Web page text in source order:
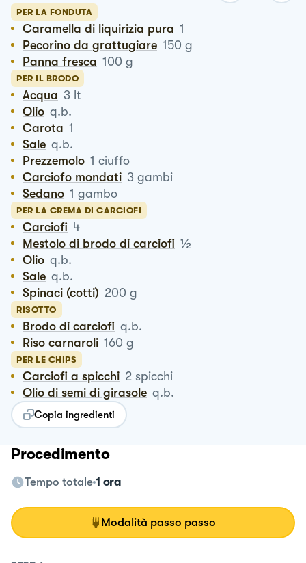
PER LA FONDUTA
Caramella di liquirizia pura 1
Pecorino da grattugiare 150 g
Panna fresca 100 g
PER IL BRODO
Acqua 3 lt
Olio q.b.
Carota 1
Sale q.b.
Prezzemolo 1 ciuffo
Carciofo mondati 3 gambi
Sedano 1 gambo
PER LA CREMA DI CARCIOFI
Carciofi 4
Mestolo di brodo di carciofi ½
Olio q.b.
Sale q.b.
Spinaci (cotti) 200 g
RISOTTO
Brodo di carciofi q.b.
Riso carnaroli 160 g
PER LE CHIPS
Carciofi a spicchi 2 spicchi
Olio di semi di girasole q.b.
Copia ingredienti
Procedimento
Tempo totale 1 ora
Modalità passo passo